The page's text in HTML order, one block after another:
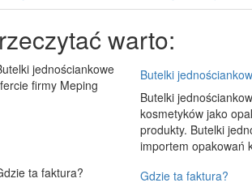
warto:
Butelki
Butelki
kosmetyków jako
produkty. Butelki
importem opakowań
Gdzie ta faktura?